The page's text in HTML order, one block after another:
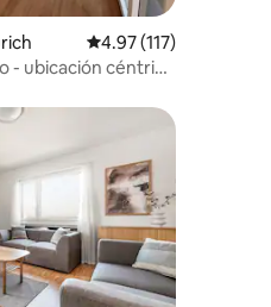
reseñas
Calificación promedio:
4.97 (117)
- ubicación céntrica